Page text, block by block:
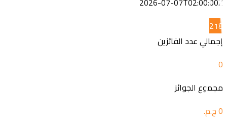
218
إجمالي عدد الفائزين
0
مجموع الجوائز